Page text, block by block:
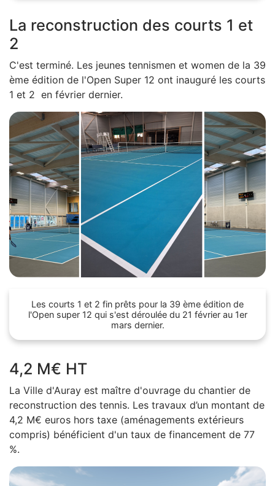
La reconstruction des courts 1 et
2
C'est terminé. Les jeunes tennismen et women de la 39
ème édition de l'Open Super 12 ont inauguré les courts
1 et 2 en février dernier.
Les courts 1 et 2 fin prêts pour la 39 ème édition de
l'Open super 12 qui s'est déroulée du 21 février au 1er
mars dernier.
4,2 M€ HT
La Ville d'Auray est maître d'ouvrage du chantier de
reconstruction des tennis. Les travaux d’un montant de
4,2 M€ euros hors taxe (aménagements extérieurs
compris) bénéficient d'un taux de financement de 77
%.